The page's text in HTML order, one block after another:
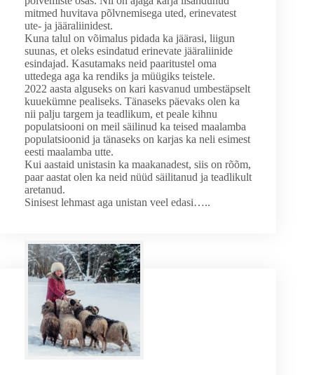
mitmed huvitava põlvnemisega uted, erinevatest
ute- ja jääraliinidest.
Kuna talul on võimalus pidada ka jäärasi, liigun
suunas, et oleks esindatud erinevate jääraliinide
esindajad. Kasutamaks neid paaritustel oma
uttedega aga ka rendiks ja müügiks teistele.
2022 aasta alguseks on kari kasvanud umbestäpselt
kuuekümne pealiseks. Tänaseks päevaks olen ka
nii palju targem ja teadlikum, et peale kihnu
populatsiooni on meil säilinud ka teised maalamba
populatsioonid ja tänaseks on karjas ka neli esimest
eesti maalamba utte.
Kui aastaid unistasin ka maakanadest, siis on rõõm,
paar aastat olen ka neid nüüd säilitanud ja teadlikult
aretanud.
Sinisest lehmast aga unistan veel edasi…..